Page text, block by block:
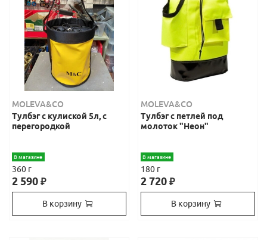
MOLEVA&CO
Тулбэг с кулиской 5л, с
перегородкой
В магазине
360 г
2 590₽
В корзину
MOLEVA&CO
Тулбэг с петлей под
молоток "Неон"
В магазине
180 г
2 720₽
В корзину